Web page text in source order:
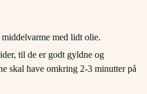
med lidt olie.
til de er godt gyldne og
skal have omkring 2-3 minutter på